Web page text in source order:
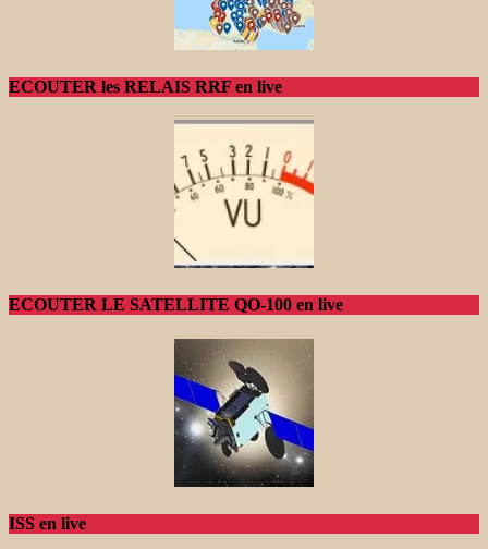
ECOUTER les RELAIS RRF en live
ECOUTER LE SATELLITE QO-100 en live
ISS en live